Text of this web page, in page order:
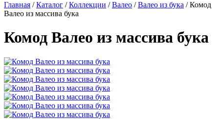
Главная / Каталог / Коллекции / Валео / Валео из бука / Комод
Валео из массива бука
Комод Валео из массива бука